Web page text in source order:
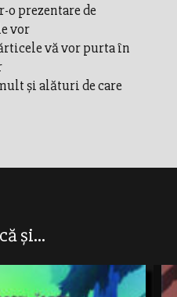
prezentare de
vor
vă vor purta în
şi alături de care
și...